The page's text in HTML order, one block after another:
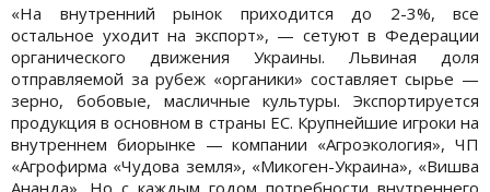
«На внутренний рынок приходится до 2-3%, все
остальное уходит на экспорт», — сетуют в Федерации
органического движения Украины. Львиная доля
отправляемой за рубеж «органики» составляет сырье —
зерно, бобовые, масличные культуры. Экспортируется
продукция в основном в страны ЕС. Крупнейшие игроки на
внутреннем биорынке — компании «Агроэкология», ЧП
«Агрофирма «Чудова земля», «Микоген-Украина», «Вишва
Ананда». Но с каждым годом потребности внутреннего